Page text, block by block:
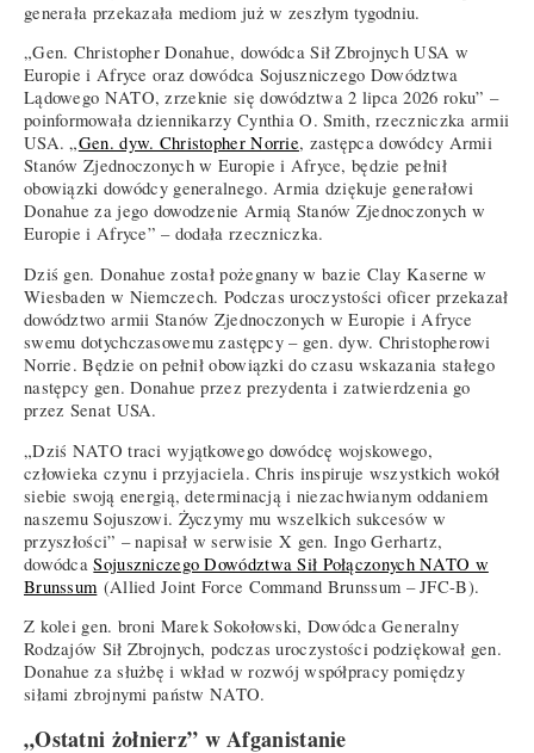
generała przekazała mediom już w zeszłym tygodniu.
„Gen. Christopher Donahue, dowódca Sił Zbrojnych USA w
Europie i Afryce oraz dowódca Sojuszniczego Dowództwa
Lądowego NATO, zrzeknie się dowództwa 2 lipca 2026 roku” –
poinformowała dziennikarzy Cynthia O. Smith, rzeczniczka armii
USA. „Gen. dyw. Christopher Norrie, zastępca dowódcy Armii
Stanów Zjednoczonych w Europie i Afryce, będzie pełnił
obowiązki dowódcy generalnego. Armia dziękuje generałowi
Donahue za jego dowodzenie Armią Stanów Zjednoczonych w
Europie i Afryce” – dodała rzeczniczka.
Dziś gen. Donahue został pożegnany w bazie Clay Kaserne w
Wiesbaden w Niemczech. Podczas uroczystości oficer przekazał
dowództwo armii Stanów Zjednoczonych w Europie i Afryce
swemu dotychczasowemu zastępcy – gen. dyw. Christopherowi
Norrie. Będzie on pełnił obowiązki do czasu wskazania stałego
następcy gen. Donahue przez prezydenta i zatwierdzenia go
przez Senat USA.
„Dziś NATO traci wyjątkowego dowódcę wojskowego,
człowieka czynu i przyjaciela. Chris inspiruje wszystkich wokół
siebie swoją energią, determinacją i niezachwianym oddaniem
naszemu Sojuszowi. Życzymy mu wszelkich sukcesów w
przyszłości” – napisał w serwisie X gen. Ingo Gerhartz,
dowódcaSojuszniczego Dowództwa Sił Połączonych NATO w
Brunssum (Allied Joint Force Command Brunssum – JFC-B).
Z kolei gen. broni Marek Sokołowski, Dowódca Generalny
Rodzajów Sił Zbrojnych, podczas uroczystości podziękował gen.
Donahue za służbę i wkład w rozwój współpracy pomiędzy
siłami zbrojnymi państw NATO.
„Ostatni żołnierz” w Afganistanie